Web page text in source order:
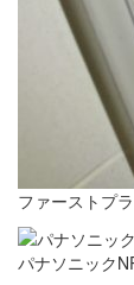
ファーストプ
パナソニック